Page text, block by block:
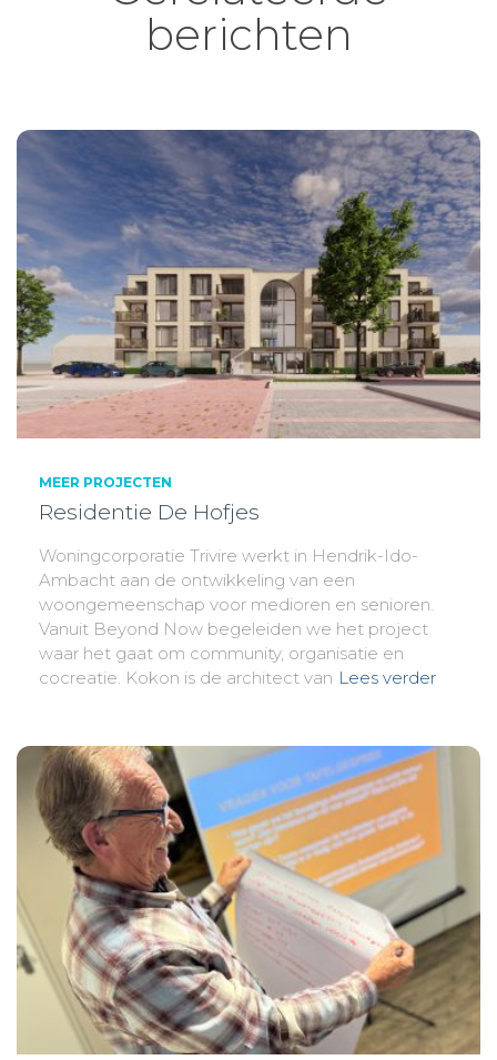
berichten
MEER PROJECTEN
Residentie De Hofjes
Woningcorporatie Trivire werkt in Hendrik-Ido-
Ambacht aan de ontwikkeling van een
woongemeenschap voor medioren en senioren.
Vanuit Beyond Now begeleiden we het project
waar het gaat om community, organisatie en
cocreatie. Kokon is de architect van Lees verder